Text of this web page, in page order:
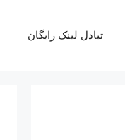
تبادل لینک رایگان